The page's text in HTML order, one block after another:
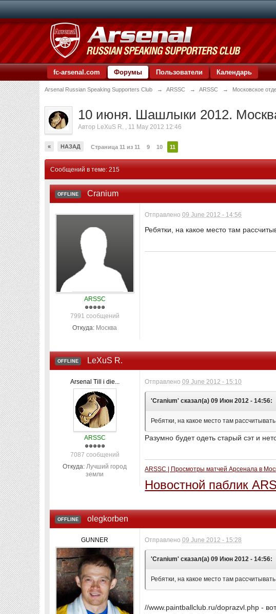
fc-arsenal.com Форумы Пользователи Календарь
Arsenal Russian Speaking Supporters Club → ARSSC → ARSSC → Московское
10 июня. Шашлыки 2012.
Автор LeXuS R. , 11 May 2012 12:46
« НАЗАД Страница 11 из 11 9 10 11
Сообщений в теме: 215
OFFLINE Cranium
ARSSC
7991 сообщений
Откуда: Москва
Отправлено09 June 2012 - 14:56
Ребятки, на какое место там
OFFLINE LeXuS R.
Arsenal Till i die...
ARSSC
7087 сообщений
Откуда: Лучший город
земли
Отправлено09 June 2012 - 15:10
'Cranium' сказал(а) 09 Июн 2012 - 14:56:
Ребятки, на какое место там
Разумно будет одеть старый сэт и
ARSSC | Просмотры матчей Арсенала в
Новостной паблик
OFFLINE olegkorben
GUNNER Отправлено09 June 2012 - 15:28
'Cranium' сказал(а) 09 Июн 2012 - 14:56:
Ребятки, на какое место там
//www.paintballclub.ru/doprazvl.php -